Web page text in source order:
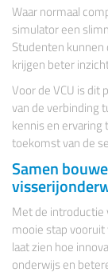
Waar normaal
simulator een
Studenten
krijgen beter
Voor de VCU is dit
van de verbinding
kennis en
toekomst van de
Samen
Met de introductie
mooie stap
laat zien hoe
onderwijs en